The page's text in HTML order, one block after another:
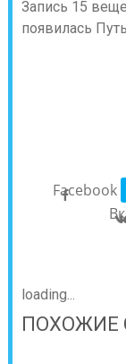
Запись 15
появилась
Facebook
loading...
ПОХОЖИЕ